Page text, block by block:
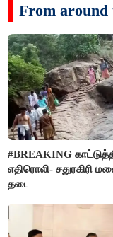
From around
#BREAKING
எதிரொலி- சதுரகிரி
தடை